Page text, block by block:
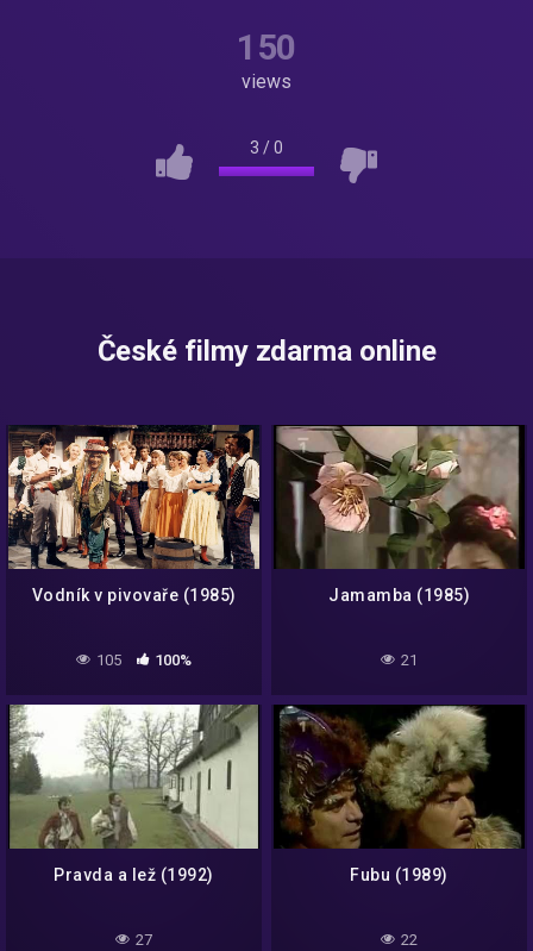
150
views
3 /0
České filmy zdarma online
Vodník v pivovaře (1985)
105 100%
Jamamba (1985)
21
Pravda a lež (1992)
27
Fubu (1989)
22